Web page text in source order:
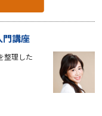
門講座
整理した